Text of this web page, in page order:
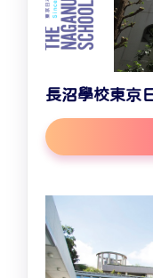
長沼學校東京